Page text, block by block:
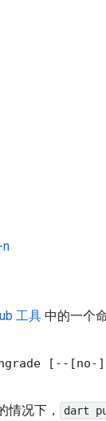
n
工具 中的一个命
情况下， dart